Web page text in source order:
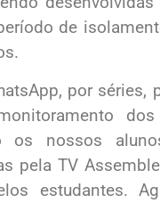
de
por
os nossos
pela TV
estudantes.